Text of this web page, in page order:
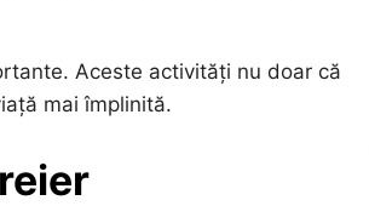
Aceste activități nu doar că
mai împlinită.